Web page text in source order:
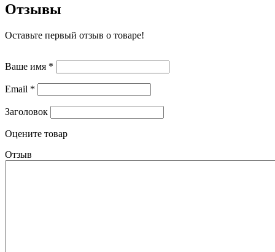
Отзывы
Оставьте первый отзыв о товаре!
Ваше имя *
Email *
Заголовок
Оцените товар
Отзыв